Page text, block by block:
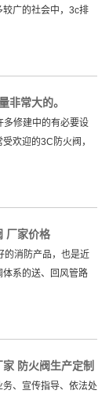
广的社会中，3c排
非常大的。
多修建中的有必要设
欢迎的3C防火阀，
厂家价格
的消防产品，也是近
系的送、回风管路
防火阀生产定制
、宣传指导、依法处